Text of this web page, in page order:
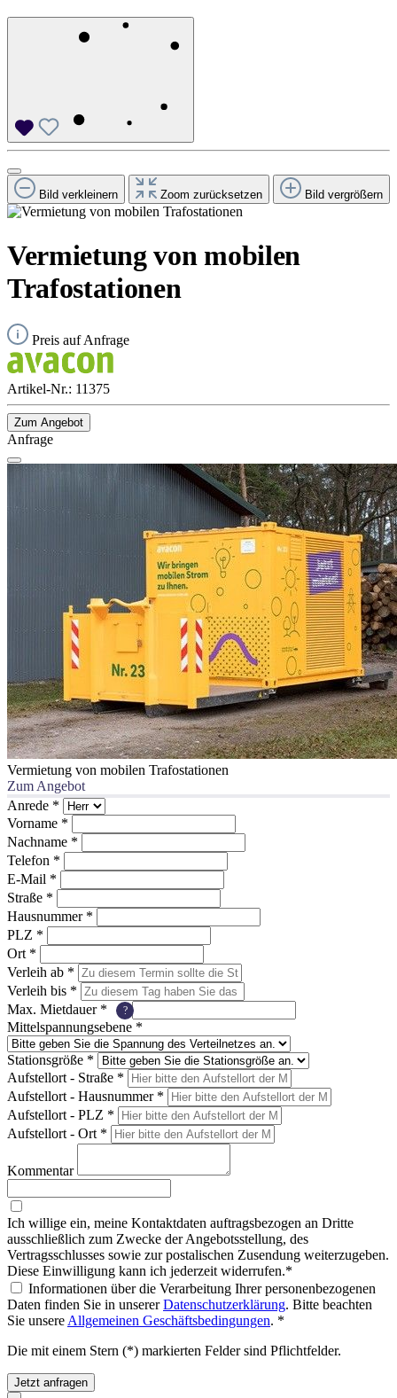
Bild verkleinern Zoom zurücksetzen Bild vergrößern
Vermietung von mobilen
Trafostationen
Preis auf Anfrage
Artikel-Nr.: 11375
Zum Angebot
Anfrage
Vermietung von mobilen Trafostationen
Zum Angebot
Anrede *
Vorname *
Nachname *
Telefon *
E-Mail *
Straße *
Hausnummer *
PLZ *
Ort *
Verleih ab *
Verleih bis *
Max. Mietdauer * ?
Mittelspannungsebene *
Stationsgröße *
Aufstellort - Straße *
Aufstellort - Hausnummer *
Aufstellort - PLZ *
Aufstellort - Ort *
Kommentar
Ich willige ein, meine Kontaktdaten auftragsbezogen an Dritte
ausschließlich zum Zwecke der Angebotsstellung, des
Vertragsschlusses sowie zur postalischen Zusendung weiterzugeben.
Diese Einwilligung kann ich jederzeit widerrufen.*
Informationen über die Verarbeitung Ihrer personenbezogenen
Daten finden Sie in unsererDatenschutzerklärung. Bitte beachten
Sie unsere Allgemeinen Geschäftsbedingungen. *
Die mit einem Stern (*) markierten Felder sind Pflichtfelder.
Jetzt anfragen